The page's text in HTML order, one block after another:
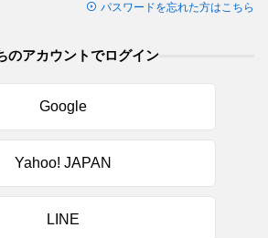
パスワードを忘れた方はこちら
のアカウントでログイン
Google
Yahoo! JAPAN
LINE